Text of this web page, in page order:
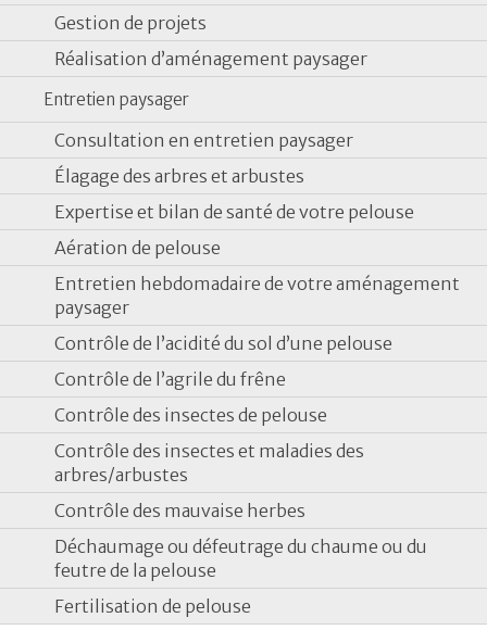
Gestion de projets
Réalisation d’aménagement paysager
Entretien paysager
Consultation en entretien paysager
Élagage des arbres et arbustes
Expertise et bilan de santé de votre pelouse
Aération de pelouse
Entretien hebdomadaire de votre aménagement
paysager
Contrôle de l’acidité du sol d’une pelouse
Contrôle de l’agrile du frêne
Contrôle des insectes de pelouse
Contrôle des insectes et maladies des
arbres/arbustes
Contrôle des mauvaise herbes
Déchaumage ou défeutrage du chaume ou du
feutre de la pelouse
Fertilisation de pelouse